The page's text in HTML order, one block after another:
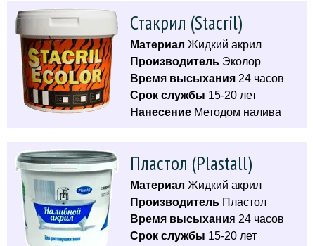
Стакрил (Stacril)
Материал Жидкий акрил
Производитель Эколор
Время высыхания 24 часов
Срок службы 15-20 лет
Нанесение Методом налива
Пластол (Plastall)
Материал Жидкий акрил
Производитель Пластол
Время высыхания 24 часов
Срок службы 15-20 лет